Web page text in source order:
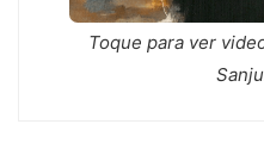
Toque para ver